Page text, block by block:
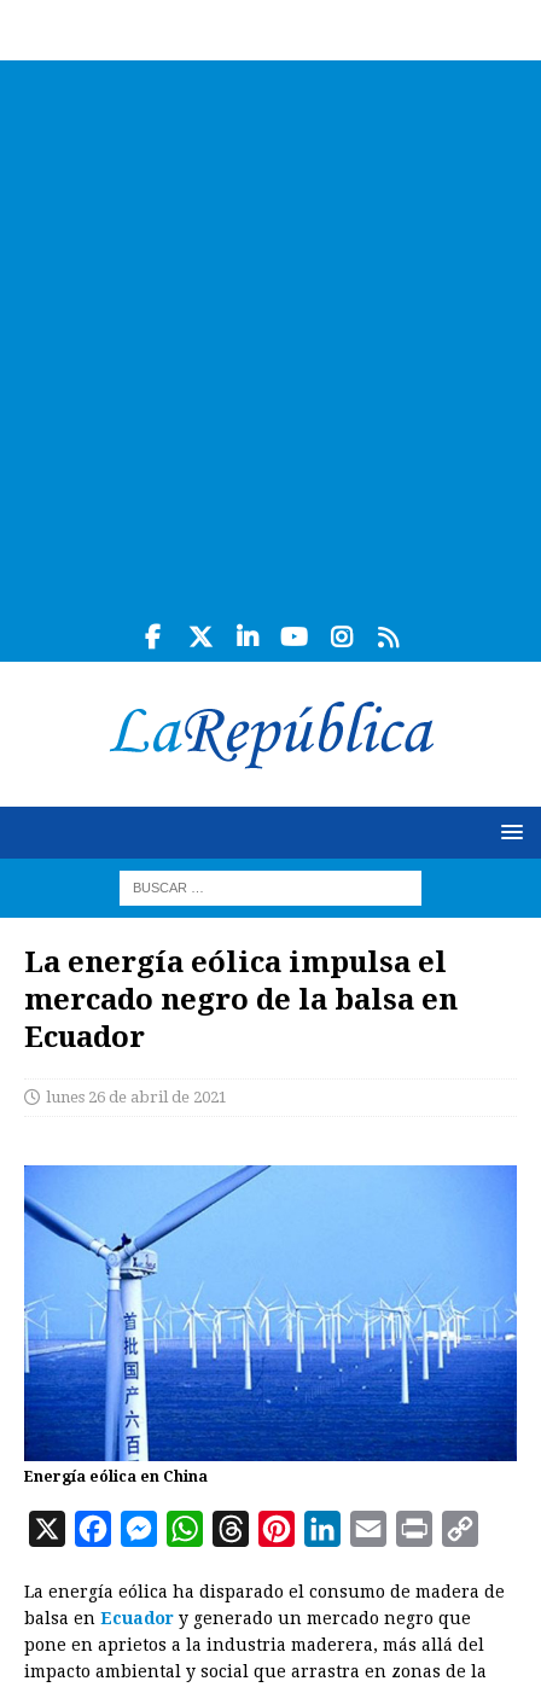
La energía eólica impulsa el
mercado negro de la balsa en
Ecuador
lunes 26 de abril de 2021
Energía eólica en China
X
c
e
b
M
s
s
e
W
a
t
s
r
e
a
n
t
e
n
k
e
a
i
l
i
n
t
p
y
L
La energía eólica ha disparado el consumo de madera de
balsa en Ecuador y generado un mercado negro que
pone en aprietos a la industria maderera, más allá del
impacto ambiental y social que arrastra en zonas de la